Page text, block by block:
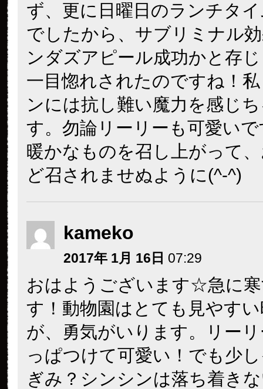
ず、更に日曜日のランチタ
でしたから、サブリミナル
ンダズアピール成功かと存
一目惚れされたのですね！
ンには抗し難い魔力を感じ
す。勿論リーリーも可愛い
暖かなものを召し上がって
ど召されませぬように(^-^)
kameko
2017年 1月 16日 07:29
おはようございます☆急に
す！動物園はとても見やす
が、勇気がいります。リー
っぱつけて可愛い！でも少
ぎみ？シンシンは落ち着き